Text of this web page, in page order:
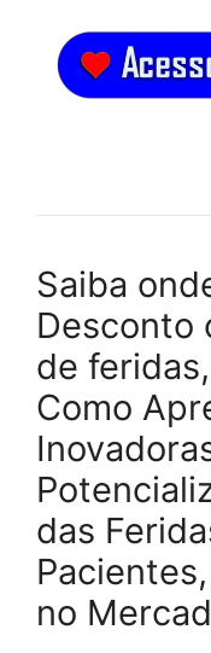
Saiba
Desconto
de
Como
das
no